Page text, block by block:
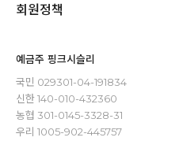
회원정책
예금주 핑크시슬리
국민 029301-04-191834
신한 140-010-432360
농협 301-0145-3328-31
우리 1005-902-445757